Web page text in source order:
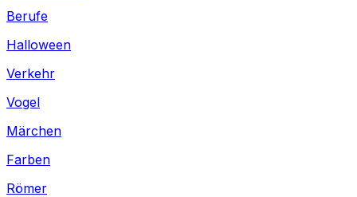
Berufe
Halloween
Verkehr
Vogel
Märchen
Farben
Römer